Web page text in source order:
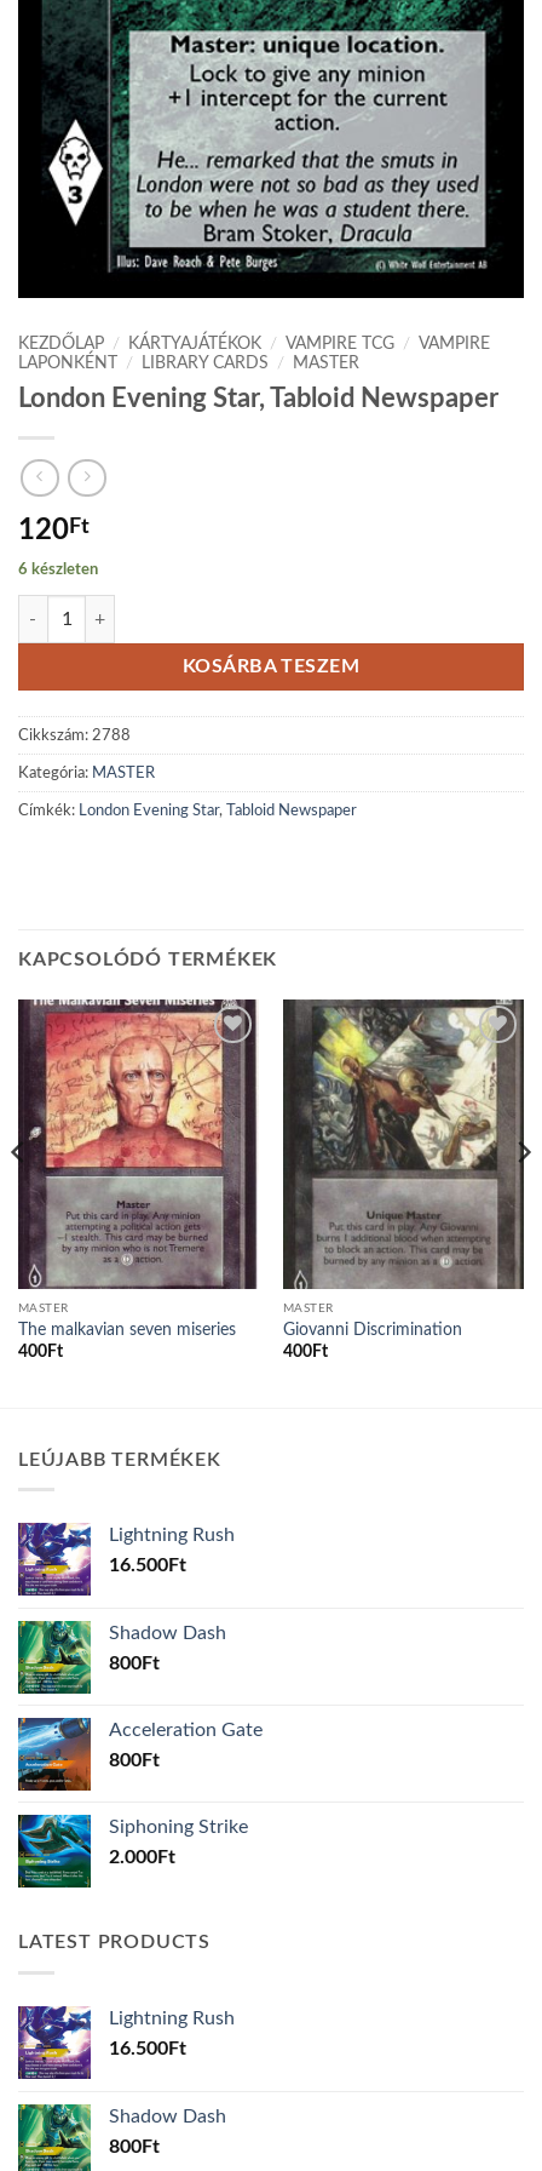
KEZDŐLAP / KÁRTYAJÁTÉKOK / VAMPIRE TCG /
VAMPIRE
LAPONKÉNT
/ LIBRARY CARDS / MASTER
London Evening Star, Tabloid Newspaper
120Ft
6 készleten
London Evening Star, Tabloid Newspaper mennyiség
KOSÁRBA TESZEM
Cikkszám: 2788
Kategória: MASTER
Címkék: London Evening Star, Tabloid Newspaper
KAPCSOLÓDÓ TERMÉKEK
Add to
wishlist
MASTER
The malkavian seven miseries
400Ft
Add to
wishlist
MASTER
Giovanni Discrimination
400Ft
LEÚJABB TERMÉKEK
Lightning Rush
16.500Ft
Shadow Dash
800Ft
Acceleration Gate
800Ft
Siphoning Strike
2.000Ft
LATEST PRODUCTS
Lightning Rush
16.500Ft
Shadow Dash
800Ft